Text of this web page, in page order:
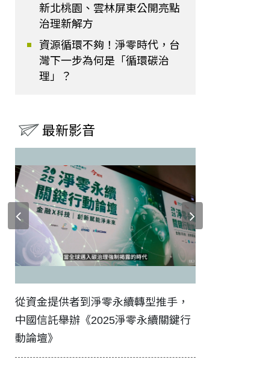
新北桃園、雲林屏東公開亮點
治理新解方
資源循環不夠！淨零時代，台
灣下一步為何是「循環碳治
理」？
最新影音
從資金提供者到淨零永續轉型推手，
中國信託舉辦《2025淨零永續關鍵行
動論壇》